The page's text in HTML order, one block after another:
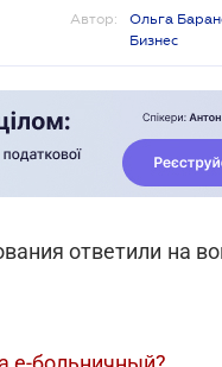
Автор:
Ольга
Бизнес
ответили на